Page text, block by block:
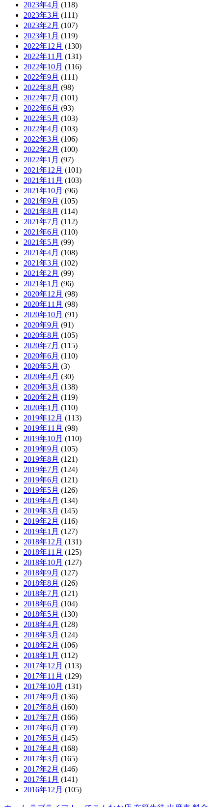
2023年4月 (118)
2023年3月 (111)
2023年2月 (107)
2023年1月 (119)
2022年12月 (130)
2022年11月 (131)
2022年10月 (116)
2022年9月 (111)
2022年8月 (98)
2022年7月 (101)
2022年6月 (93)
2022年5月 (103)
2022年4月 (103)
2022年3月 (106)
2022年2月 (100)
2022年1月 (97)
2021年12月 (101)
2021年11月 (103)
2021年10月 (96)
2021年9月 (105)
2021年8月 (114)
2021年7月 (112)
2021年6月 (110)
2021年5月 (99)
2021年4月 (108)
2021年3月 (102)
2021年2月 (99)
2021年1月 (96)
2020年12月 (98)
2020年11月 (98)
2020年10月 (91)
2020年9月 (91)
2020年8月 (105)
2020年7月 (115)
2020年6月 (110)
2020年5月 (3)
2020年4月 (30)
2020年3月 (138)
2020年2月 (119)
2020年1月 (110)
2019年12月 (113)
2019年11月 (98)
2019年10月 (110)
2019年9月 (105)
2019年8月 (121)
2019年7月 (124)
2019年6月 (121)
2019年5月 (126)
2019年4月 (134)
2019年3月 (145)
2019年2月 (116)
2019年1月 (127)
2018年12月 (131)
2018年11月 (125)
2018年10月 (127)
2018年9月 (127)
2018年8月 (126)
2018年7月 (121)
2018年6月 (104)
2018年5月 (130)
2018年4月 (128)
2018年3月 (124)
2018年2月 (106)
2018年1月 (112)
2017年12月 (113)
2017年11月 (129)
2017年10月 (131)
2017年9月 (136)
2017年8月 (160)
2017年7月 (166)
2017年6月 (159)
2017年5月 (145)
2017年4月 (168)
2017年3月 (165)
2017年2月 (146)
2017年1月 (141)
2016年12月 (105)